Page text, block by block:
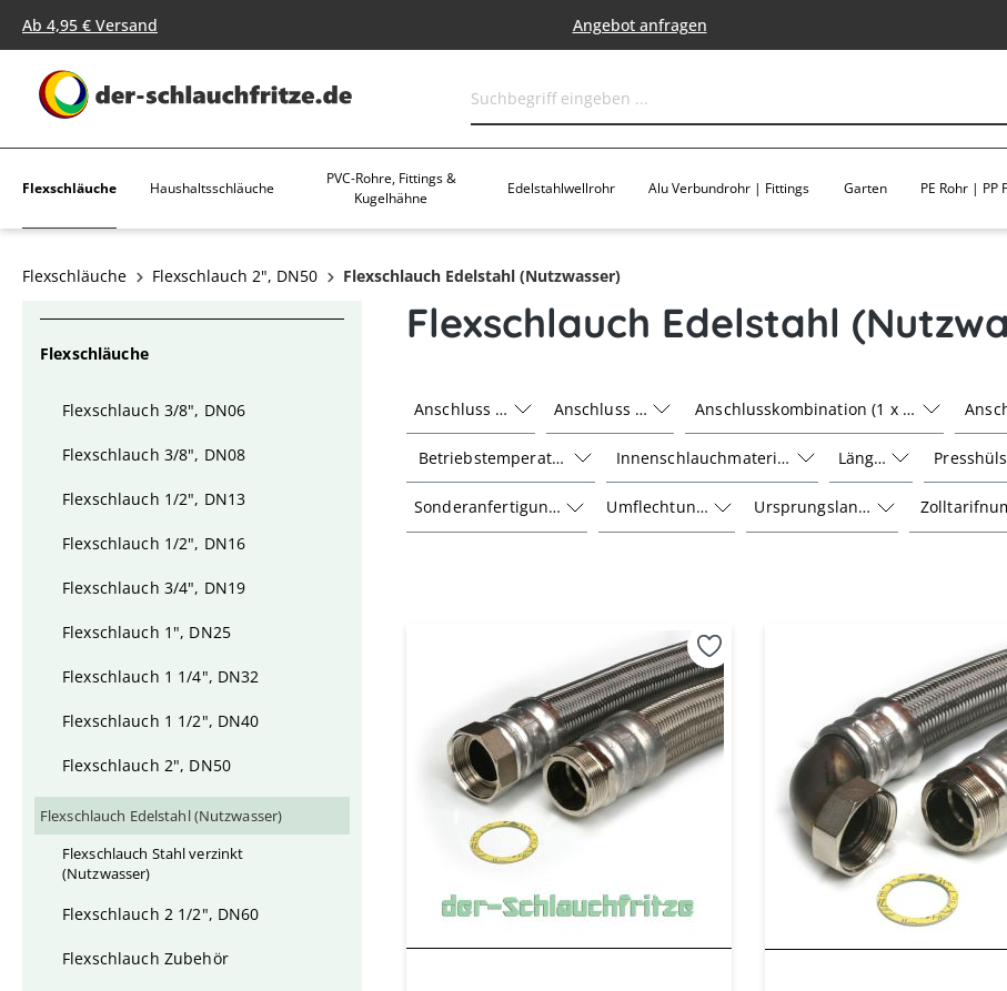
Zur Hauptnavigation springen
Ab 4,95 € Versand Angebot anfragen
Flexschläuche Haushaltsschläuche
PVC-Rohre, Fittings &
Kugelhähne
Edelstahlwellrohr Alu Verbundrohr | Fittings Garten PE Rohr | PP
Flexschläuche Flexschlauch 2", DN50 Flexschlauch Edelstahl (Nutzwasser)
Flexschläuche
Flexschlauch 3/8", DN06
Flexschlauch 3/8", DN08
Flexschlauch 1/2", DN13
Flexschlauch 1/2", DN16
Flexschlauch 3/4", DN19
Flexschlauch 1", DN25
Flexschlauch 1 1/4", DN32
Flexschlauch 1 1/2", DN40
Flexschlauch 2", DN50
Flexschlauch Edelstahl (Nutzwasser)
Flexschlauch Stahl verzinkt
(Nutzwasser)
Flexschlauch 2 1/2", DN60
Flexschlauch Zubehör
Flexschlauch Edelstahl
Anschluss 1 Anschluss 2 Anschlusskombination (1 x 2)
Betriebstemperatur Innenschlauchmaterial Länge
Sonderanfertigung Umflechtung Ursprungsland